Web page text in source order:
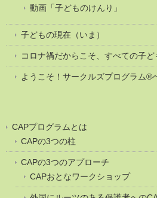
動画「子どものけんり」
子どもの現在（いま）
コロナ禍だからこそ、すべての子ど
ようこそ！サークルズプログラム®
CAPプログラムとは
CAPの3つの柱
CAPの3つのアプローチ
CAPおとなワークショップ